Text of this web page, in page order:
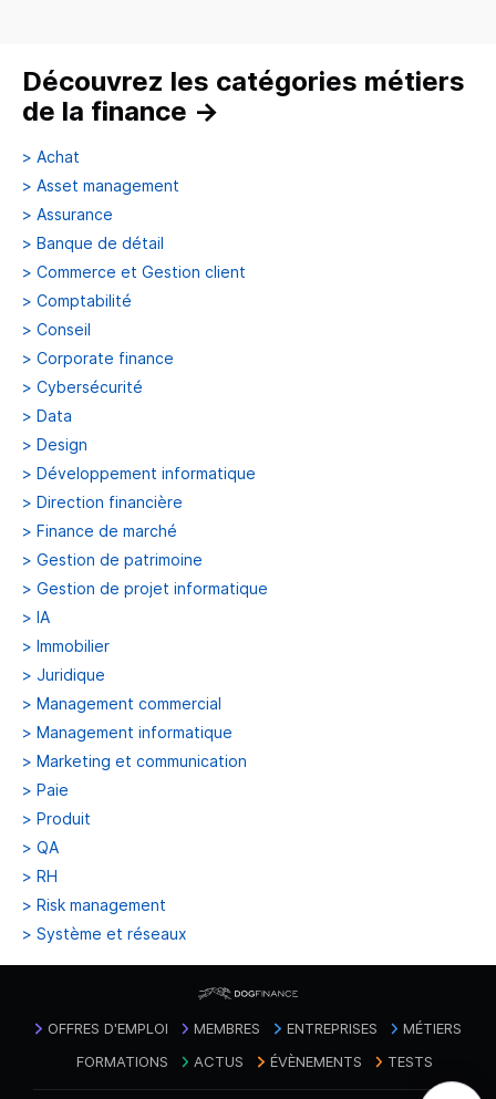
Découvrez les catégories métiers
de la finance →
> Achat
> Asset management
> Assurance
> Banque de détail
> Commerce et Gestion client
> Comptabilité
> Conseil
> Corporate finance
> Cybersécurité
> Data
> Design
> Développement informatique
> Direction financière
> Finance de marché
> Gestion de patrimoine
> Gestion de projet informatique
> IA
> Immobilier
> Juridique
> Management commercial
> Management informatique
> Marketing et communication
> Paie
> Produit
> QA
> RH
> Risk management
> Système et réseaux
OFFRES D'EMPLOI MEMBRES ENTREPRISES
MÉTIERS
FORMATIONS
ACTUS ÉVÈNEMENTS TESTS